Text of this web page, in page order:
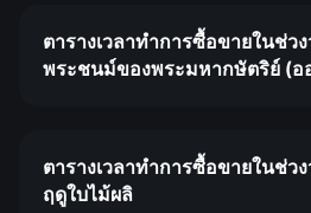
ตารางเวลาทำการซื้อขายในช่ว
พระชนม์ของพระมหากษัตริย์ (ออ
ตารางเวลาทำการซื้อขายในช่ว
ฤดูใบไม้ผลิ